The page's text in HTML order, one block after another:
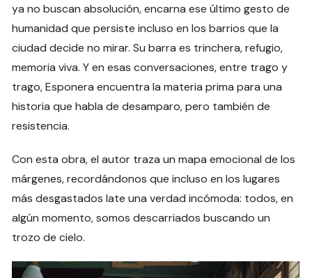
ya no buscan absolución, encarna ese último gesto de
humanidad que persiste incluso en los barrios que la
ciudad decide no mirar. Su barra es trinchera, refugio,
memoria viva. Y en esas conversaciones, entre trago y
trago, Esponera encuentra la materia prima para una
historia que habla de desamparo, pero también de
resistencia.
Con esta obra, el autor traza un mapa emocional de los
márgenes, recordándonos que incluso en los lugares
más desgastados late una verdad incómoda: todos, en
algún momento, somos descarriados buscando un
trozo de cielo.